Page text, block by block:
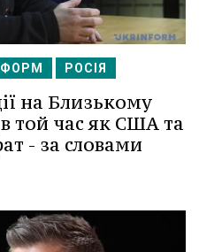
РОСІЯ
на Близькому
в той час як США та
- за словами